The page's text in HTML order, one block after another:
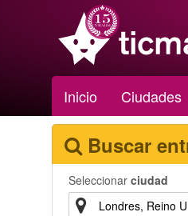
Inicio Ciudades
Buscar
Seleccionar ciudad